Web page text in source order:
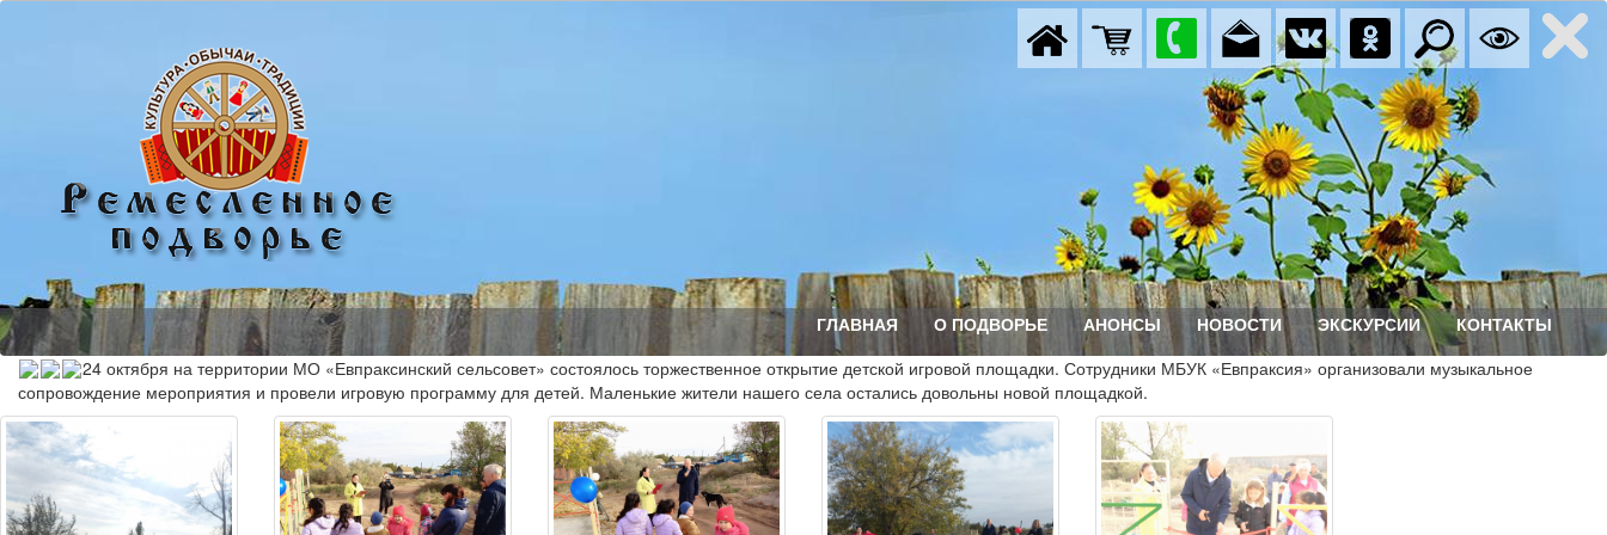
ГЛАВНАЯ О ПОДВОРЬЕ АНОНСЫ НОВОСТИ ЭКСКУРСИИ КОНТАКТЫ
24 октября на территории МО «Евпраксинский сельсовет» состоялось торжественное открытие детской игровой площадки. Сотрудники МБУК «Евпраксия» организовали музыкальное
сопровождение мероприятия и провели игровую программу для детей. Маленькие жители нашего села остались довольны новой площадкой.